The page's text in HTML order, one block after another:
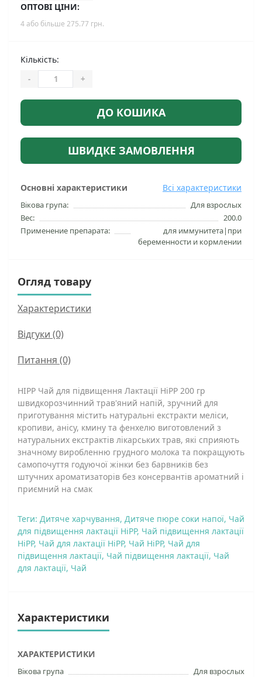
ОПТОВІ ЦІНИ:
4 або більше 275.77 грн.
Основні характеристики Всі характеристики
Вікова група:
Для взрослых
Вес:
200.0
Применение препарата:
для иммунитета|при
беременности и кормлении
Кількість:
- +
ДО КОШИКА
ШВИДКЕ ЗАМОВЛЕННЯ
Огляд товару
Характеристики
Відгуки (0)
Питання (0)
НІРР Чай для підвищення Лактації HiPP 200 гр
швидкорозчинний трав'яний напій, зручний для
приготування містить натуральні екстракти меліси,
кропиви, анісу, кмину та фенхелю виготовлений з
натуральних екстрактів лікарських трав, які сприяють
значному виробленню грудного молока та покращують
самопочуття годуючої жінки без барвників без
штучних ароматизаторів без консервантів ароматний і
приємний на смак
Теги: Дитяче харчування, Дитяче пюре соки напої, Чай
для підвищення лактації HiPP, Чай підвищення лактації
HiPP, Чай для лактації HiPP, Чай HiPP, Чай для
підвищення лактації, Чай підвищення лактації, Чай
для лактації, Чай
Характеристики
ХАРАКТЕРИСТИКИ
Вікова група
Для взрослых